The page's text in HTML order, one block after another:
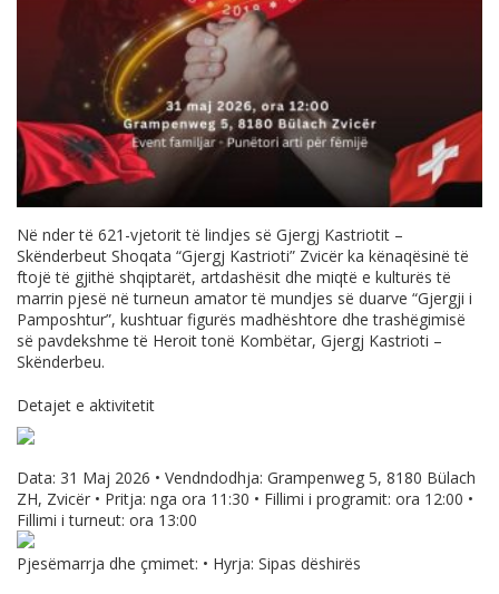
Në nder të 621-vjetorit të lindjes së Gjergj Kastriotit –
Skënderbeut Shoqata “Gjergj Kastrioti” Zvicër ka kënaqësinë të
ftojë të gjithë shqiptarët, artdashësit dhe miqtë e kulturës të
marrin pjesë në turneun amator të mundjes së duarve “Gjergji i
Pamposhtur”, kushtuar figurës madhështore dhe trashëgimisë
së pavdekshme të Heroit tonë Kombëtar, Gjergj Kastrioti –
Skënderbeu.
Detajet e aktivitetit
Data: 31 Maj 2026 • Vendndodhja: Grampenweg 5, 8180 Bülach
ZH, Zvicër • Pritja: nga ora 11:30 • Fillimi i programit: ora 12:00 •
Fillimi i turneut: ora 13:00
Pjesëmarrja dhe çmimet: • Hyrja: Sipas dëshirës